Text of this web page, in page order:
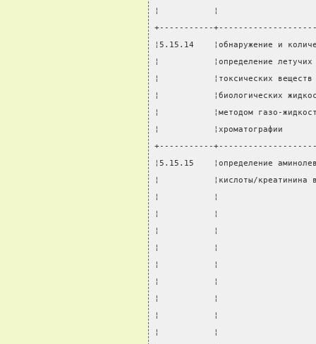
¦           ¦
+-----------
¦5.15.14    ¦обнаружение и
¦           ¦определение
¦           ¦токсических
¦           ¦биологических
¦           ¦методом газо-
¦
+-----------
¦5.15.15    ¦определение
¦           ¦кислоты/
¦           ¦
¦           ¦
¦           ¦
¦           ¦
¦           ¦
¦           ¦
¦           ¦
¦           ¦
¦           ¦